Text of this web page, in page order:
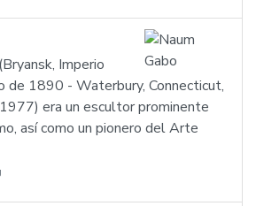
Imperio
de 1890 - Waterbury, Connecticut,
era un escultor prominente
así como un pionero del Arte